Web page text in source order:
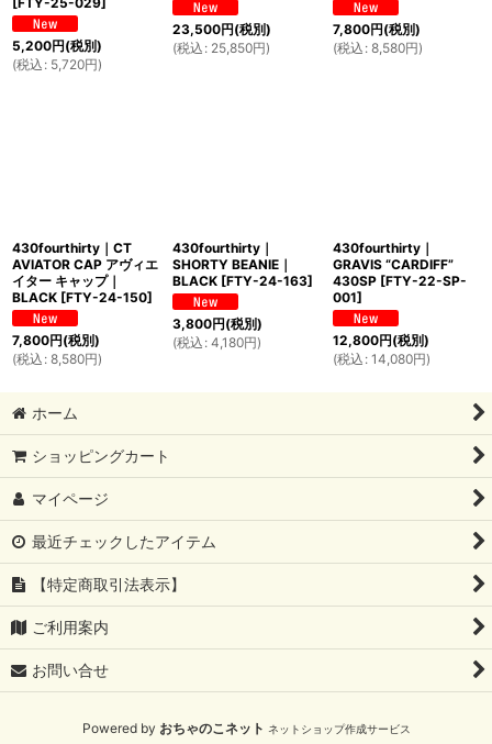
5,200円(税別)
(税込 : 5,720円)
23,500円(税別)
(税込 : 25,850円)
7,800円(税別)
(税込 : 8,580円)
430fourthirty｜CT
AVIATOR CAP アヴィエ
イター キャップ｜
BLACK [FTY-24-150]
7,800円(税別)
(税込 : 8,580円)
430fourthirty｜
SHORTY BEANIE｜
BLACK [FTY-24-163]
3,800円(税別)
(税込 : 4,180円)
430fourthirty｜
GRAVIS “CARDIFF”
430SP [FTY-22-SP-
001]
12,800円(税別)
(税込 : 14,080円)
ホーム
ショッピングカート
マイページ
最近チェックしたアイテム
【特定商取引法表示】
ご利用案内
お問い合せ
Powered by おちゃのこネット ネットショップ作成サービス